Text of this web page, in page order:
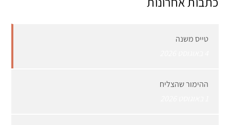
טייס משנה
ההימור שהצליח